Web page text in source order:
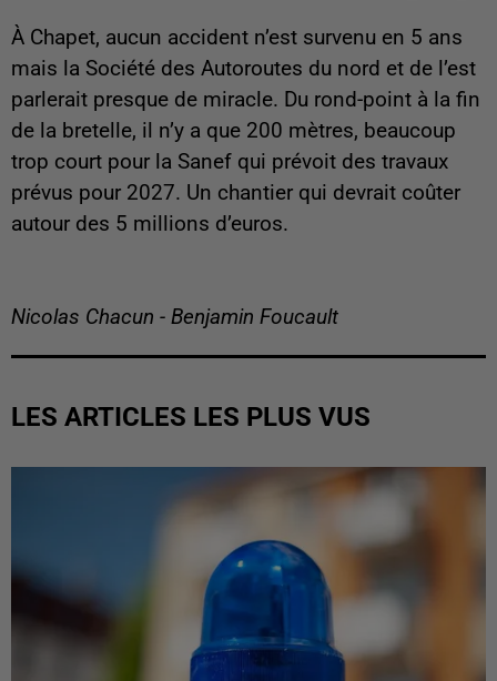
À Chapet, aucun accident n’est survenu en 5 ans
mais la Société des Autoroutes du nord et de l’est
parlerait presque de miracle. Du rond-point à la fin
de la bretelle, il n’y a que 200 mètres, beaucoup
trop court pour la Sanef qui prévoit des travaux
prévus pour 2027. Un chantier qui devrait coûter
autour des 5 millions d’euros.
Nicolas Chacun - Benjamin Foucault
LES ARTICLES LES PLUS VUS